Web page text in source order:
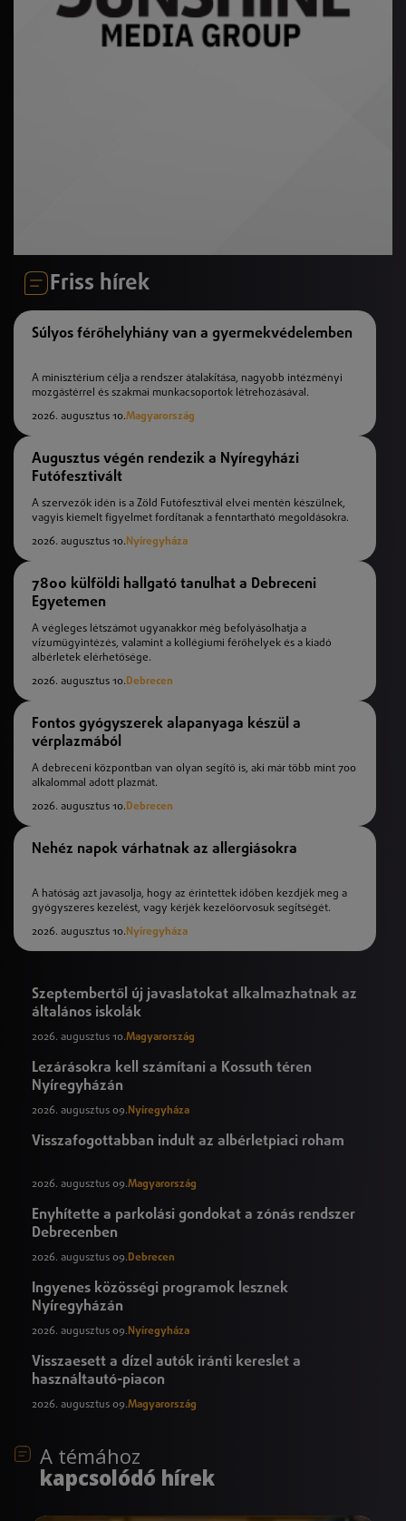
Friss hírek
Súlyos férőhelyhiány van a gyermekvédelemben
A minisztérium célja a rendszer átalakítása, nagyobb intézményi
mozgástérrel és szakmai munkacsoportok létrehozásával.
2026. augusztus 10.Magyarország
Augusztus végén rendezik a Nyíregyházi
Futófesztivált
A szervezők idén is a Zöld Futófesztivál elvei mentén készülnek,
vagyis kiemelt figyelmet fordítanak a fenntartható megoldásokra.
2026. augusztus 10. Nyíregyháza
7800 külföldi hallgató tanulhat a Debreceni
Egyetemen
A végleges létszámot ugyanakkor még befolyásolhatja a
vízumügyintézés, valamint a kollégiumi férőhelyek és a kiadó
albérletek elérhetősége.
2026. augusztus 10.Debrecen
Fontos gyógyszerek alapanyaga készül a
vérplazmából
A debreceni központban van olyan segítő is, aki már több mint 700
alkalommal adott plazmát.
2026. augusztus 10.Debrecen
Nehéz napok várhatnak az allergiásokra
A hatóság azt javasolja, hogy az érintettek időben kezdjék meg a
gyógyszeres kezelést, vagy kérjék kezelőorvosuk segítségét.
2026. augusztus 10. Nyíregyháza
Szeptembertől új javaslatokat alkalmazhatnak az
általános iskolák
2026. augusztus 10.Magyarország
Lezárásokra kell számítani a Kossuth téren
Nyíregyházán
2026. augusztus 09. Nyíregyháza
Visszafogottabban indult az albérletpiaci roham
2026. augusztus 09.Magyarország
Enyhítette a parkolási gondokat a zónás rendszer
Debrecenben
2026. augusztus 09.Debrecen
Ingyenes közösségi programok lesznek
Nyíregyházán
2026. augusztus 09. Nyíregyháza
Visszaesett a dízel autók iránti kereslet a
használtautó-piacon
2026. augusztus 09.Magyarország
A témához
kapcsolódó hírek